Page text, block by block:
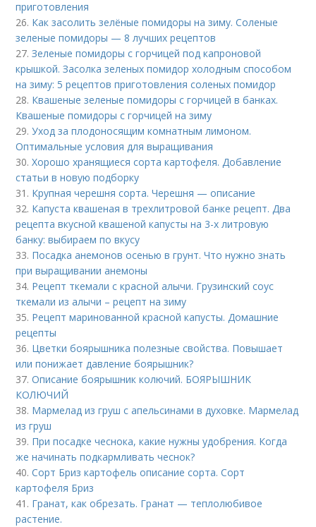
приготовления
26. Как засолить зелёные помидоры на зиму. Соленые
зеленые помидоры — 8 лучших рецептов
27.Зеленые помидоры с горчицей под капроновой
крышкой. Засолка зеленых помидор холодным способом
на зиму: 5 рецептов приготовления соленых помидор
28. Квашеные зеленые помидоры с горчицей в банках.
Квашеные помидоры с горчицей на зиму
29.Уход за плодоносящим комнатным лимоном.
Оптимальные условия для выращивания
30.Хорошо хранящиеся сорта картофеля. Добавление
статьи в новую подборку
31. Крупная черешня сорта. Черешня — описание
32. Капуста квашеная в трехлитровой банке рецепт. Два
рецепта вкусной квашеной капусты на 3-х литровую
банку: выбираем по вкусу
33. Посадка анемонов осенью в грунт. Что нужно знать
при выращивании анемоны
34. Рецепт ткемали с красной алычи. Грузинский соус
ткемали из алычи – рецепт на зиму
35. Рецепт маринованной красной капусты. Домашние
рецепты
36. Цветки боярышника полезные свойства. Повышает
или понижает давление боярышник?
37.Описание боярышник колючий. БОЯРЫШНИК
КОЛЮЧИЙ
38. Мармелад из груш с апельсинами в духовке. Мармелад
из груш
39. При посадке чеснока, какие нужны удобрения. Когда
же начинать подкармливать чеснок?
40.Сорт Бриз картофель описание сорта. Сорт
картофеля Бриз
41. Гранат, как обрезать. Гранат — теплолюбивое
растение.